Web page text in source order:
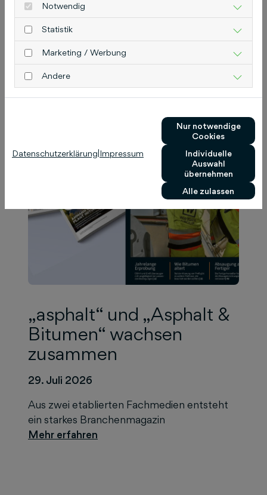
Das könnte Sie auch
interessieren
„asphalt“ und „Asphalt &
Bitumen“ wachsen
zusammen
29. Juli 2026
Aus zwei etablierten Fachmedien entsteht
ein starkes Branchenmagazin
Notwendig
Statistik
Marketing / Werbung
Andere
Datenschutzerklärung Impressum
Nur notwendige
Cookies
Individuelle
Auswahl
übernehmen
Alle zulassen